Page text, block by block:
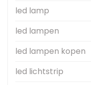
led lamp
led lampen
led lampen kopen
led lichtstrip